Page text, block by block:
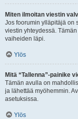
Miten ilmoitan viestin
Jos foorumin ylläpitäjä on
viestin yhteydessä.
vaiheiden läpi.
Ylös
Mitä “Tallenna”-painike
Tämän avulla on
ja lähettää myöhemmin.
asetuksissa.
Ylös